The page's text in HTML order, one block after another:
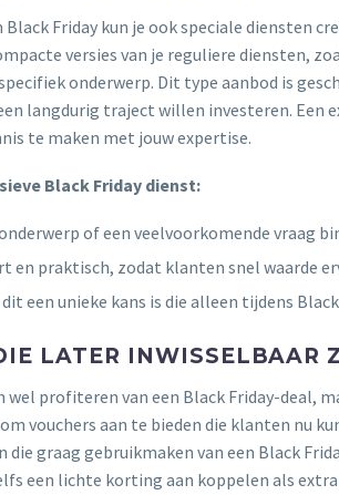
Black Friday kun je ook speciale diensten
versies van je reguliere diensten,
onderwerp. Dit type aanbod is
langdurig traject willen investeren. Een
te maken met jouw expertise.
Black Friday dienst:
of een veelvoorkomende vraag
en praktisch, zodat klanten snel waarde
een unieke kans is die alleen tijdens
LATER INWISSELBAAR
profiteren van een Black Friday-deal,
vouchers aan te bieden die klanten nu
die graag gebruikmaken van een Black
een lichte korting aan koppelen als